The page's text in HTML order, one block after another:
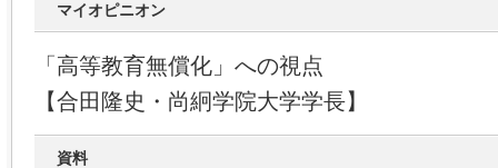
マイオピニオン
「高等教育無償化」への視点
【合田隆史・尚絅学院大学学長】
資料